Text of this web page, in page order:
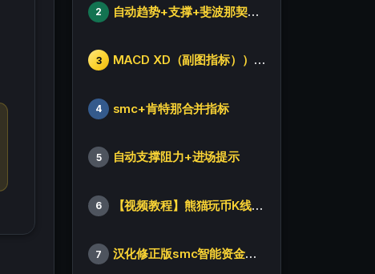
2 自动趋势+支撑+斐波那契+箱体
3 MACD XD（副图指标））修改版
4 smc+肯特那合并指标
5 自动支撑阻力+进场提示
6 【视频教程】熊猫玩币K线后的秘密（全集）
7 汉化修正版smc智能资金订单指标